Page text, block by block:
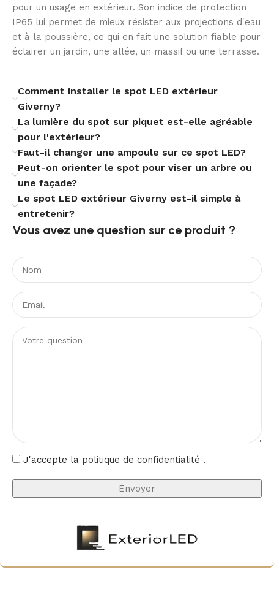
Une solution fiable dans la durée
La durée de vie annoncée de 50 000 heures en fait un
nominale compatible 85 V – 265 V, ce spot LED associe
performance, constance et tranquillité d’utilisation.
Le Spot LED Extérieur 9W Giverny sur Piquet répond
ainsi aux besoins de ceux qui recherchent un spot
extérieur à la fois élégant, pratique et durable. Il
convient pour créer un éclairage de jardin structuré,
discret et fiable, sans compromettre l’esthétique de
vos aménagements.
pour un usage en extérieur. Son indice de protection
IP65 lui permet de mieux résister aux projections d'eau
et à la poussière, ce qui en fait une solution fiable pour
éclairer un jardin, une allée, un massif ou une terrasse.
Comment installer le spot LED extérieur
Giverny?
La lumière du spot sur piquet est-elle agréable
pour l'extérieur?
Faut-il changer une ampoule sur ce spot LED?
Peut-on orienter le spot pour viser un arbre ou
une façade?
Le spot LED extérieur Giverny est-il simple à
entretenir?
Vous avez une question sur ce produit ?​
J'accepte la politique de confidentialité .